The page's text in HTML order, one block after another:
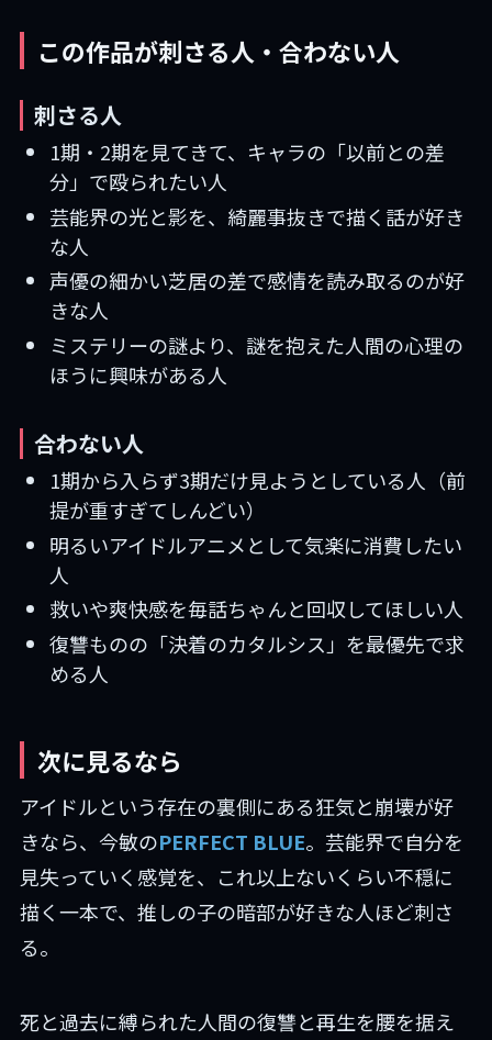
この作品が刺さる人・合わない人
刺さる人
1期・2期を見てきて、キャラの「以前との差
分」で殴られたい人
芸能界の光と影を、綺麗事抜きで描く話が好き
な人
声優の細かい芝居の差で感情を読み取るのが好
きな人
ミステリーの謎より、謎を抱えた人間の心理の
ほうに興味がある人
合わない人
1期から入らず3期だけ見ようとしている人（前
提が重すぎてしんどい）
明るいアイドルアニメとして気楽に消費したい
人
救いや爽快感を毎話ちゃんと回収してほしい人
復讐ものの「決着のカタルシス」を最優先で求
める人
次に見るなら
アイドルという存在の裏側にある狂気と崩壊が好
きなら、今敏のPERFECT BLUE。芸能界で自分を
見失っていく感覚を、これ以上ないくらい不穏に
描く一本で、推しの子の暗部が好きな人ほど刺さ
る。
死と過去に縛られた人間の復讐と再生を腰を据え